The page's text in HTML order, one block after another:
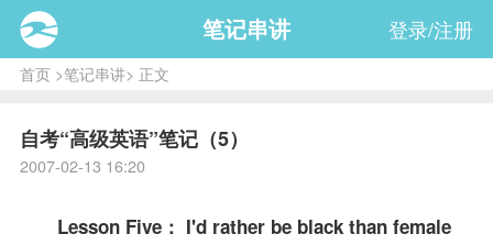
笔记串讲 登录/注册
首页>笔记串讲> 正文
自考“高级英语”笔记（5）
2007-02-13 16:20
Lesson Five： I'd rather be black than female